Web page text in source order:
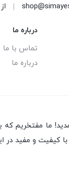
از
درباره ما
تماس با ما
درباره ما
ما مفتخریم که
کیفیت و مفید در